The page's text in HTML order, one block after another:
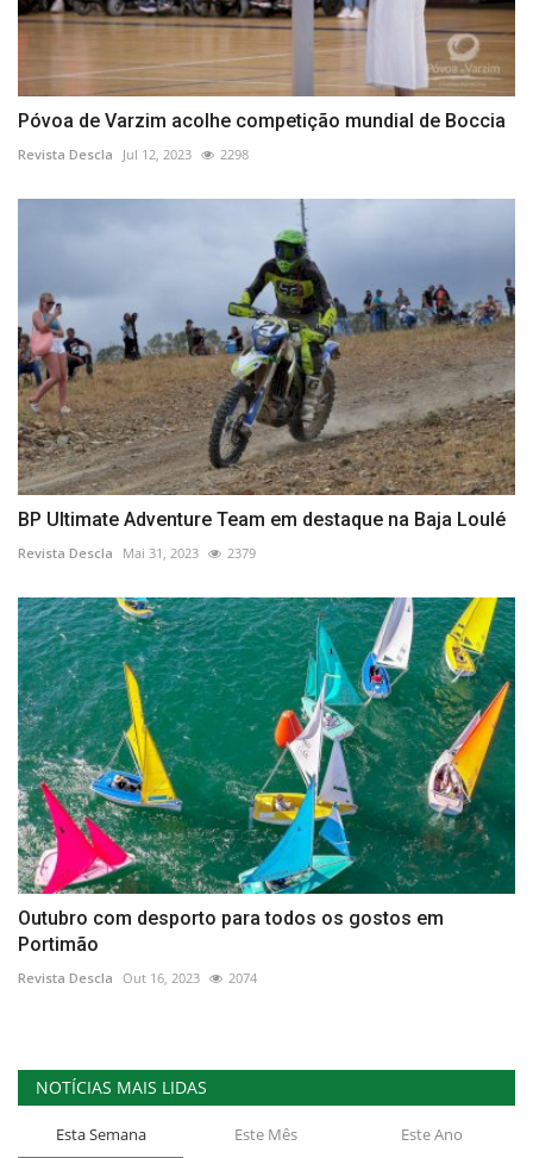
Póvoa de Varzim acolhe competição mundial de Boccia
Revista Descla Jul 12, 2023 2298
BP Ultimate Adventure Team em destaque na Baja Loulé
Revista Descla Mai 31, 2023 2379
Outubro com desporto para todos os gostos em
Portimão
Revista Descla Out 16, 2023 2074
NOTÍCIAS MAIS LIDAS
Esta Semana Este Mês Este Ano